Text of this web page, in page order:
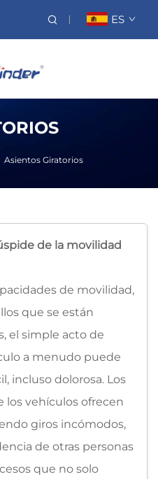
ES
Asientos Giratorios
de la movilidad
de movilidad,
que se están
el simple acto de
a menudo puede
incluso dolorosa. Los
los vehículos ofrecen
giros incómodos,
de otras personas
que no solo